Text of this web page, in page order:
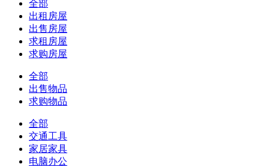
全部
出租房屋
出售房屋
求租房屋
求购房屋
全部
出售物品
求购物品
全部
交通工具
家居家具
电脑办公